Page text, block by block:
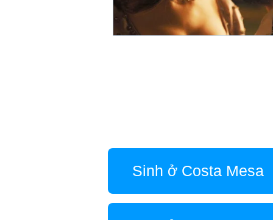
Sinh ở Costa Mesa